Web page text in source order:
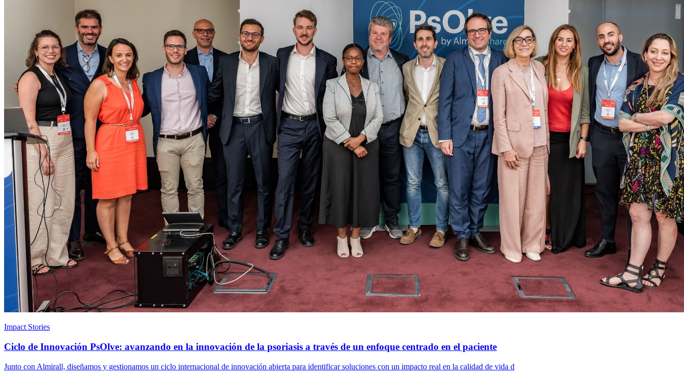
Impact Stories
Ciclo de Innovación PsOlve: avanzando en la innovación de la psoriasis a través de un enfoque centrado en el paciente
Junto con Almirall, diseñamos y gestionamos un ciclo internacional de innovación abierta para identificar soluciones con un impacto real en la calidad de vida d